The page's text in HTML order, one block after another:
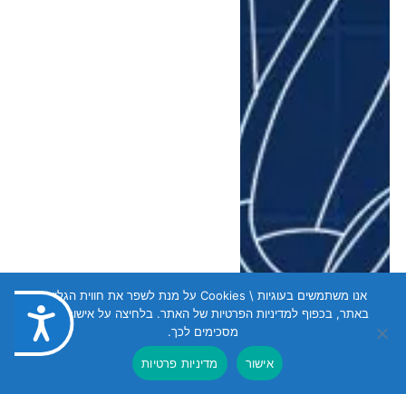
נגישות
אנו משתמשים בעוגיות \ Cookies על מנת לשפר את חווית הגלישה
באתר, בכפוף למדיניות הפרטיות של האתר. בלחיצה על אישור הנכם
מסכימים לכך.
אישור מדיניות פרטיות